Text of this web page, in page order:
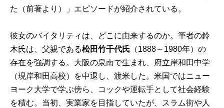
た（前著より）」エピソードが紹介されている。
彼女のバイタリティは、どこに由来するのか。筆者の鈴
木氏は、父親である松田竹千代氏 （1888～1980年）の
存在を強調する。大阪の泉南で生まれ、府立岸和田中学
（現岸和田高校）を中退し、渡米した。米国ではニュー
ヨーク大学で学ぶ傍ら、コックや運転手として社会経験
を積む。当初、実業家を目指していたが、スラム街や人